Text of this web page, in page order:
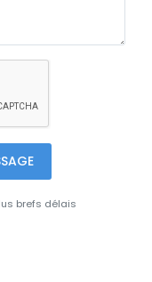
brefs délais